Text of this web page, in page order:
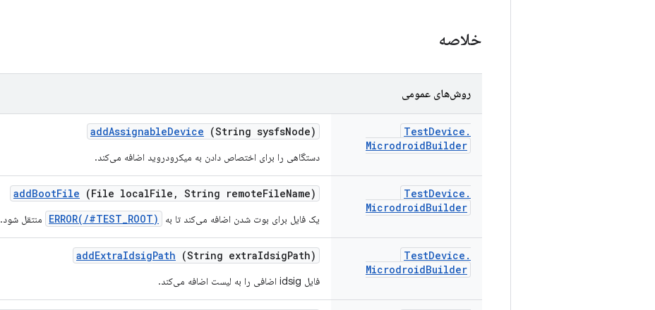
خلاصه
روش‌های عمومی
TestDevice .
MicrodroidBuilder
addAssignableDevice (String sysfsNode)
دستگاهی را برای اختصاص دادن به میکرودروید اضافه می‌کند.
TestDevice .
MicrodroidBuilder
addBootFile (File localFile , String remoteFileName)
یک فایل برای بوت شدن اضافه می‌کند تا به ERROR(/#TEST_ROOT) منتقل شود.
TestDevice .
MicrodroidBuilder
addExtraIdsigPath (String extraIdsigPath)
فایل idsig اضافی را به لیست اضافه می‌کند.